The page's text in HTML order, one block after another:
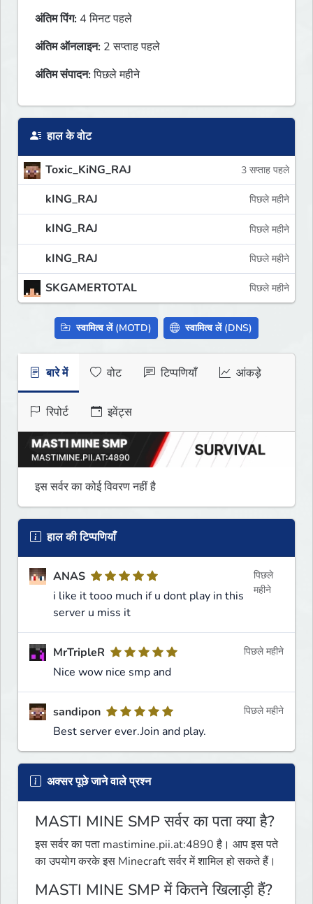
अंतिम पिंग: 4 मिनट पहले
अंतिम ऑनलाइन: 2 सप्ताह पहले
अंतिम संपादन:पिछले महीने
हाल के वोट
Toxic_KiNG_RAJ 3 सप्ताह पहले
kING_RAJ पिछले महीने
kING_RAJ पिछले महीने
kING_RAJ पिछले महीने
SKGAMERTOTAL पिछले महीने
स्वामित्व लें (MOTD) स्वामित्व लें (DNS)
बारे में वोट टिप्पणियाँ आंकड़े
रिपोर्ट इवेंट्स
इस सर्वर का कोई विवरण नहीं है
हाल की टिप्पणियाँ
ANAS
i like it tooo much if u dont play in this
server u miss it
पिछले
महीने
MrTripleR
Nice wow nice smp and
पिछले महीने
sandipon
Best server ever.Join and play.
पिछले महीने
अक्सर पूछे जाने वाले प्रश्न
MASTI MINE SMP सर्वर का पता क्या है?
इस सर्वर का पता mastimine.pii.at:4890 है। आप इस पते
का उपयोग करके इस Minecraft सर्वर में शामिल हो सकते हैं।
MASTI MINE SMP में कितने खिलाड़ी हैं?